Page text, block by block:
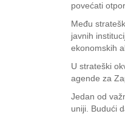
povećati
Među
javnih
ekonomskih
U strateški
agende za
Jedan od
uniji. Budući